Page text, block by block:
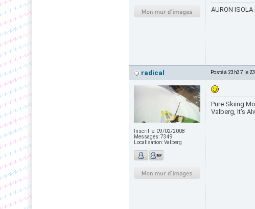
AURON
radical Posté à 23h37 le
Inscrit le: 09/02/2008
Messages:7349
Localisation:Valberg
Pure Skiing
Valberg, It's